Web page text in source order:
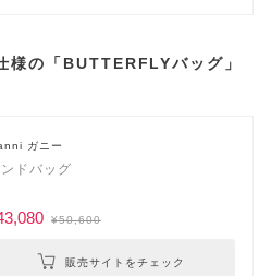
様の「BUTTERFLYバッグ」
ガニー
ドバッグ
¥50,600
販売サイトをチェック